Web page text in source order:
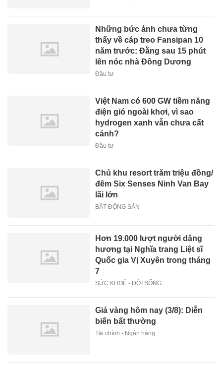
Những bức ảnh chưa từng
thấy về cáp treo Fansipan 10
năm trước: Đằng sau 15 phút
lên nóc nhà Đông Dương
Đầu tư
Việt Nam có 600 GW tiềm năng
điện gió ngoài khơi, vì sao
hydrogen xanh vẫn chưa cất
cánh?
Đầu tư
Chủ khu resort trăm triệu đồng/
đêm Six Senses Ninh Van Bay
lãi lớn
BẤT ĐỘNG SẢN
Hơn 19.000 lượt người dâng
hương tại Nghĩa trang Liệt sĩ
Quốc gia Vị Xuyên trong tháng
7
SỨC KHOẺ - ĐỜI SỐNG
Giá vàng hôm nay (3/8): Diễn
biến bất thường
Tài chính - Ngân hàng